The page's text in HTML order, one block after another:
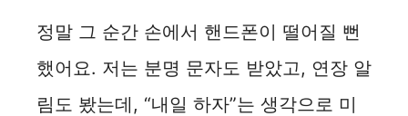
정말 그 순간 손에서 핸드폰이 떨어질 뻔
했어요. 저는 분명 문자도 받았고, 연장 알
림도 봤는데, “내일 하자”는 생각으로 미